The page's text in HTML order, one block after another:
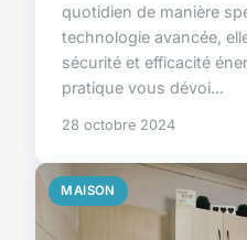
quotidien de manière
technologie avancée,
sécurité et efficacité
pratique vous dévoi...
28 octobre 2024
MAISON